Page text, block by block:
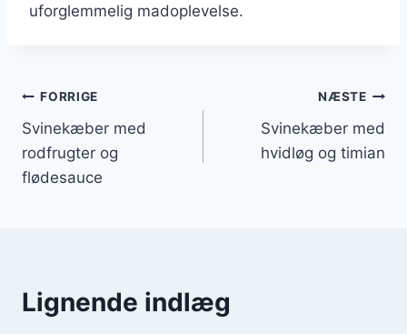
uforglemmelig madoplevelse.
Indlægsnavigation
FORRIGE
Svinekæber med
rodfrugter og
flødesauce
NÆSTE
Svinekæber med
hvidløg og timian
Lignende indlæg